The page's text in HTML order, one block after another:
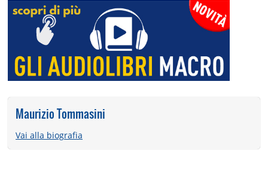
Maurizio Tommasini
Vai alla biografia